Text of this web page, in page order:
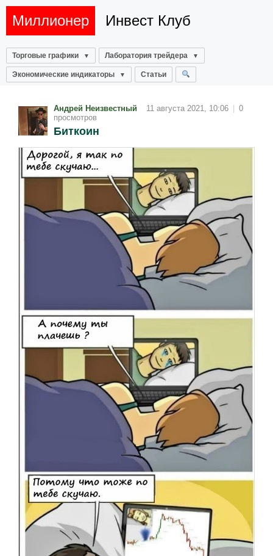
Миллионер Инвест Клуб
Торговые графики Лаборатория трейдера
Экономические индикаторы Статьи
Андрей Неизвестный 11 августа 2021, 10:06
0
просмотров
Биткоин